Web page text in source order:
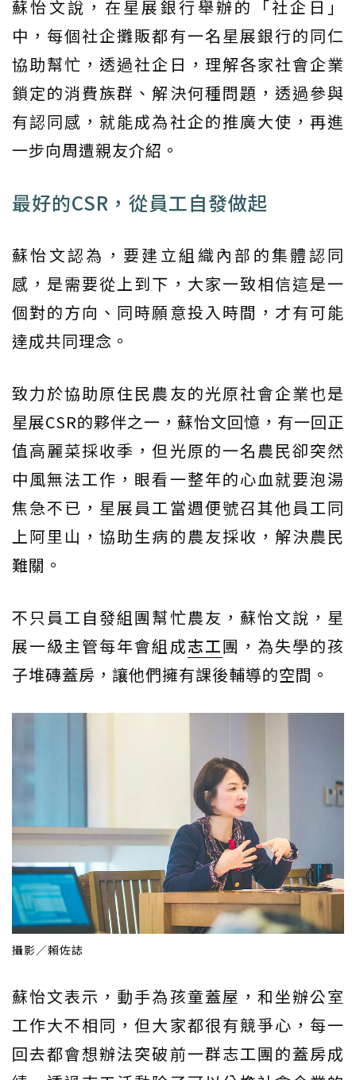
蘇怡文說，在星展銀行舉辦的「社企日」
中，每個社企攤販都有一名星展銀行的同仁
協助幫忙，透過社企日，理解各家社會企業
鎖定的消費族群、解決何種問題，透過參與
有認同感，就能成為社企的推廣大使，再進
一步向周遭親友介紹。
最好的CSR，從員工自發做起
蘇怡文認為，要建立組織內部的集體認同
感，是需要從上到下，大家一致相信這是一
個對的方向、同時願意投入時間，才有可能
達成共同理念。
致力於協助原住民農友的光原社會企業也是
星展CSR的夥伴之一，蘇怡文回憶，有一回正
值高麗菜採收季，但光原的一名農民卻突然
中風無法工作，眼看一整年的心血就要泡湯
焦急不已，星展員工當週便號召其他員工同
上阿里山，協助生病的農友採收，解決農民
難關。
不只員工自發組團幫忙農友，蘇怡文說，星
展一級主管每年會組成志工團，為失學的孩
子堆磚蓋房，讓他們擁有課後輔導的空間。
攝影／賴佐誌
蘇怡文表示，動手為孩童蓋屋，和坐辦公室
工作大不相同，但大家都很有競爭心，每一
回去都會想辦法突破前一群志工團的蓋房成